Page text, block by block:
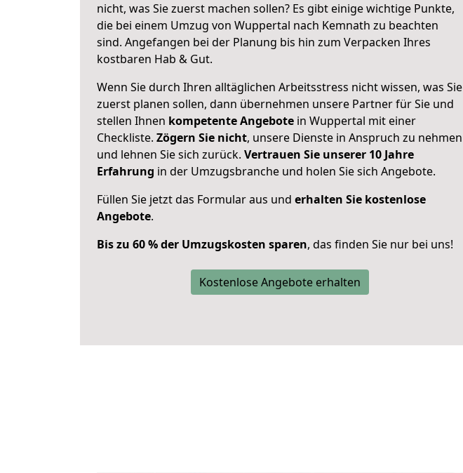
nicht, was Sie zuerst machen sollen? Es gibt einige wichtige Punkte,
die bei einem Umzug von Wuppertal nach Kemnath zu beachten
sind. Angefangen bei der Planung bis hin zum Verpacken Ihres
kostbaren Hab & Gut.
Wenn Sie durch Ihren alltäglichen Arbeitsstress nicht wissen, was Sie
zuerst planen sollen, dann übernehmen unsere Partner für Sie und
stellen Ihnen kompetente Angebote in Wuppertal mit einer
Checkliste. Zögern Sie nicht, unsere Dienste in Anspruch zu nehmen
und lehnen Sie sich zurück. Vertrauen Sie unserer 10 Jahre
Erfahrung in der Umzugsbranche und holen Sie sich Angebote.
Füllen Sie jetzt das Formular aus und erhalten Sie kostenlose
Angebote.
Bis zu 60 % der Umzugskosten sparen, das finden Sie nur bei uns!
Kostenlose Angebote erhalten